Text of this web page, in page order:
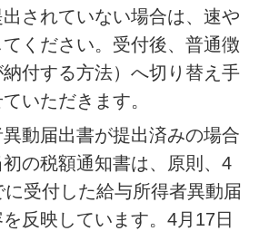
されていない場合は、速や
ください。受付後、普通徴
付する方法）へ切り替え手
いただきます。
動届出書が提出済みの場合
の税額通知書は、原則、4
に受付した給与所得者異動届
反映しています。4月17日